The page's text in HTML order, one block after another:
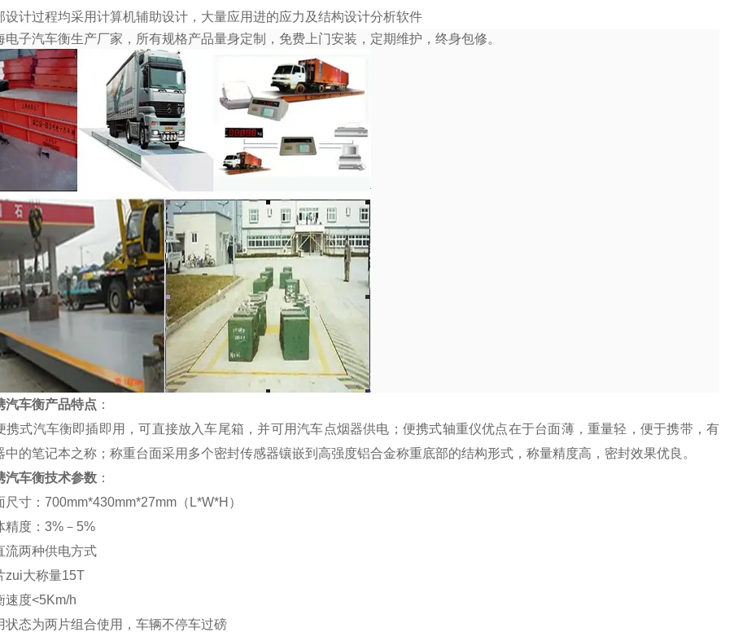
设计过程均采用计算机辅助设计，大量应用进的应力及结构设计分析软件
电子汽车衡生产厂家，所有规格产品量身定制，免费上门安装，定期维护，终身包修。
汽车衡产品特点 ：
携式汽车衡即插即用，可直接放入车尾箱，并可用汽车点烟器供电；便携式轴重仪优点在于台面薄，重量轻，便于携带，有
中的笔记本之称；称重台面采用多个密封传感器镶嵌到高强度铝合金称重底部的结构形式，称量精度高，密封效果优良。
汽车衡技术参数 ：
尺寸： 700mm*430mm*27mm（L*W*H）
精度： 3% － 5%
流两种供电方式
zui大称量15T
速度<5Km/h
状态为两片组合使用，车辆不停车过磅